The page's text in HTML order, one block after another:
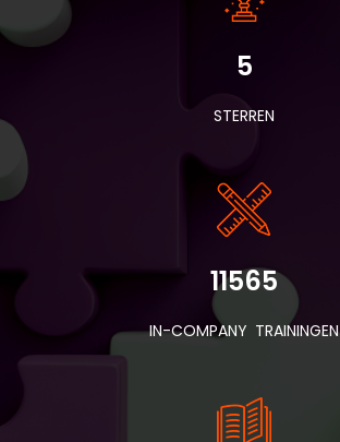
5
STERREN
11565
IN-COMPANY TRAININGEN